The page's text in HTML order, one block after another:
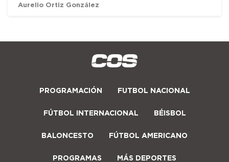
Aurelio Ortiz González
PROGRAMACIÓN FUTBOL NACIONAL
FÚTBOL INTERNACIONAL BÉISBOL
BALONCESTO FÚTBOL AMERICANO
PROGRAMAS MÁS DEPORTES